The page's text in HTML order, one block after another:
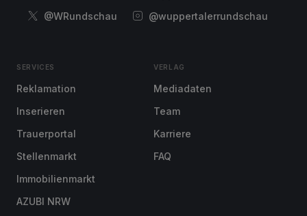
@WRundschau
@wuppertalerrundschau
SERVICES
Reklamation
Inserieren
Trauerportal
Stellenmarkt
Immobilienmarkt
AZUBI NRW
VERLAG
Mediadaten
Team
Karriere
FAQ